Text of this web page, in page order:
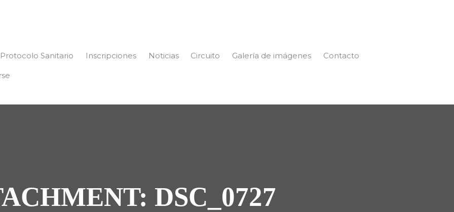
Protocolo Sanitario Inscripciones Noticias Circuito Galería de imágenes Contacto
DSC_0727